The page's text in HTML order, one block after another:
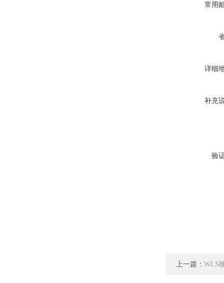
常用
详细
补充
验
上一篇： WLS